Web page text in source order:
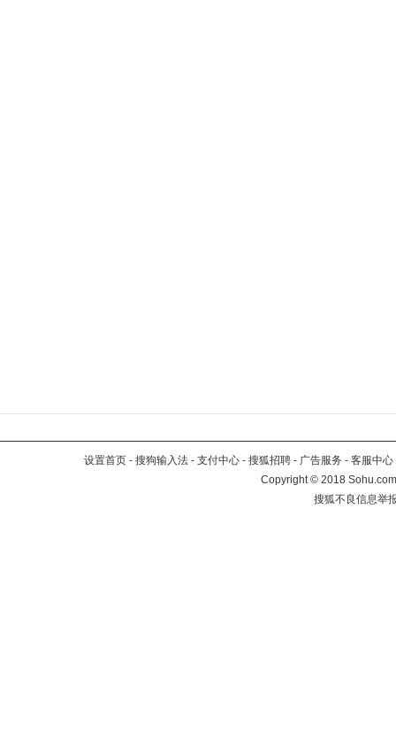
设置首页 - 搜狗输入法 - 支付中心 - 搜狐招聘 - 广告服务 - 客服中心
Copyright©2018
搜狐不良信息举